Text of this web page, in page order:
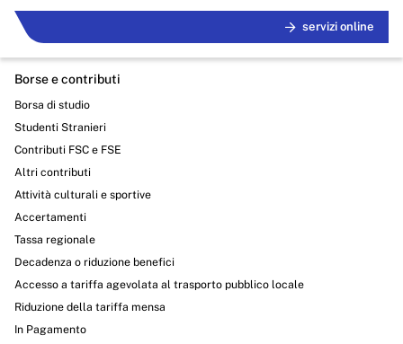
servizi online
Borse e contributi
Borsa di studio
Studenti Stranieri
Contributi FSC e FSE
Altri contributi
Attività culturali e sportive
Accertamenti
Tassa regionale
Decadenza o riduzione benefici
Accesso a tariffa agevolata al trasporto pubblico locale
Riduzione della tariffa mensa
In Pagamento